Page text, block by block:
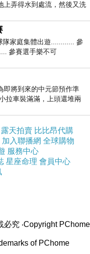
上弄得水到處流，然後又洗
帽
隊家庭集體出遊............ 參
參賽選手樂不可
即將到來的中元節預作準
拉車裝滿滿，上頭還堆兩
點程度我一個人搬
露天拍賣 比比昂代購
加入聯播網 全球購物
服務中心
星座命理 會員中心
必究 ‧Copyright PChome
of PChome